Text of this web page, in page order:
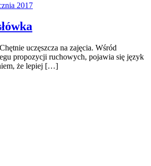
2017
uczęszcza na zajęcia. Wśród
propozycji ruchowych, pojawia się język
że lepiej […]